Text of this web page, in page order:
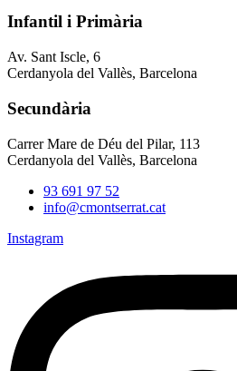
Infantil i Primària
Av. Sant Iscle, 6
Cerdanyola del Vallès, Barcelona
Secundària
Carrer Mare de Déu del Pilar, 113
Cerdanyola del Vallès, Barcelona
93 691 97 52
info@cmontserrat.cat
Instagram